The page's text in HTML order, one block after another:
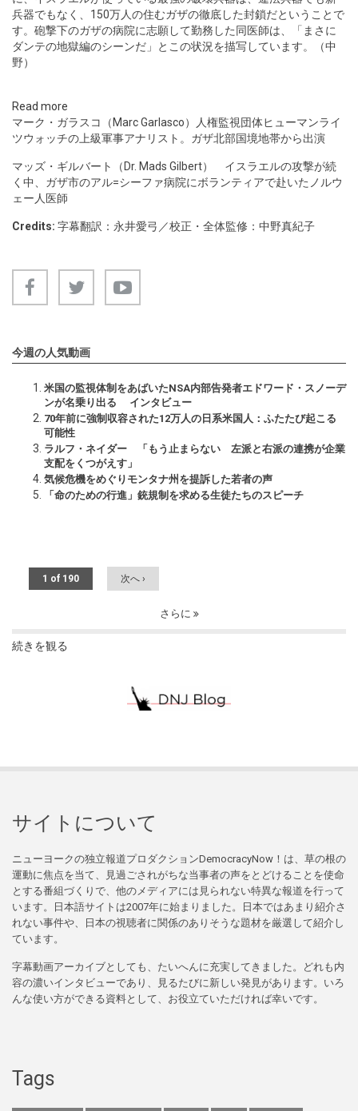
兵器でもなく、150万人の住むガザの徹底した封鎖だということで
す。砲撃下のガザの病院に志願して勤務した同医師は、「まさに
ダンテの地獄編のシーンだ」とこの状況を描写しています。（中
野）
Read more
マーク・ガラスコ（Marc Garlasco）人権監視団体ヒューマンライ
ツウォッチの上級軍事アナリスト。ガザ北部国境地帯から出演
マッズ・ギルバート（Dr. Mads Gilbert） イスラエルの攻撃が続
く中、ガザ市のアル=シーファ病院にボランティアで赴いたノルウ
ェー人医師
Credits: 字幕翻訳：永井愛弓／校正・全体監修：中野真紀子
今週の人気動画
米国の監視体制をあばいたNSA内部告発者エドワード・スノーデ
ンが名乗り出る インタビュー
70年前に強制収容された12万人の日系米国人：ふたたび起こる
可能性
ラルフ・ネイダー 「もう止まらない 左派と右派の連携が企業
支配をくつがえす」
気候危機をめぐりモンタナ州を提訴した若者の声
「命のための行進」銃規制を求める生徒たちのスピーチ
1 of 190 次へ ›
さらに
続きを観る
サイトについて
ニューヨークの独立報道プロダクションDemocracyNow！は、草の根の
運動に焦点を当て、見過ごされがちな当事者の声をとどけることを使命
とする番組づくりで、他のメディアには見られない特異な報道を行って
います。日本語サイトは2007年に始まりました。日本ではあまり紹介さ
れない事件や、日本の視聴者に関係のありそうな題材を厳選して紹介し
ています。
字幕動画アーカイブとしても、たいへんに充実してきました。どれも内
容の濃いインタビューであり、見るたびに新しい発見があります。いろ
んな使い方ができる資料として、お役立ていただければ幸いです。
Tags